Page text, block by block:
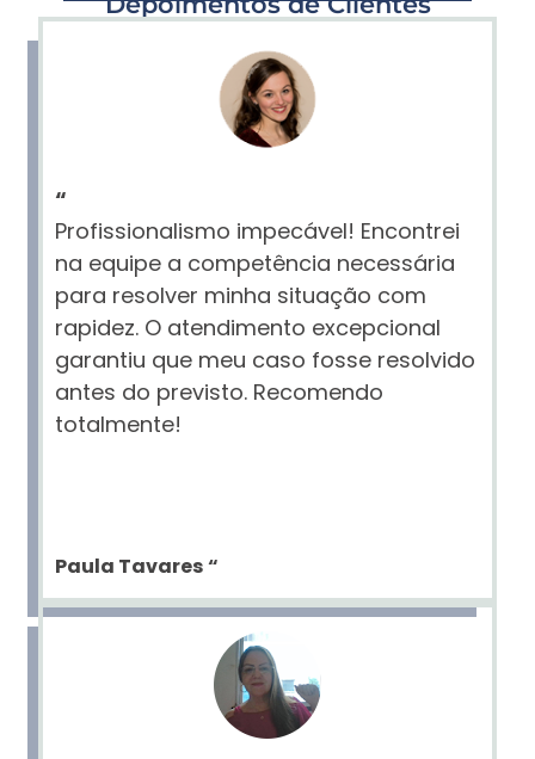
“
Profissionalismo impecável! Encontrei
na equipe a competência necessária
para resolver minha situação com
rapidez. O atendimento excepcional
garantiu que meu caso fosse resolvido
antes do previsto. Recomendo
totalmente!
Paula Tavares“